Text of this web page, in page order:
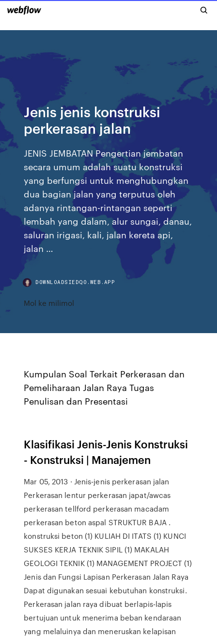
Jenis jenis konstruksi
perkerasan jalan
JENIS JEMBATAN Pengertian jembatan
secara umum adalah suatu konstruksi
yang berfungsi untuk menghubungkan
dua bagian jalan yang terputus oleh
adanya rintangan-rintangan seperti
lembah yang dalam, alur sungai, danau,
saluran irigasi, kali, jalan kereta api,
jalan …
DOWNLOADSIEDQO.WEB.APP
Mol ke milimol
Kumpulan Soal Terkait Perkerasan dan
Pemeliharaan Jalan Raya Tugas
Penulisan dan Presentasi
Klasifikasi Jenis-Jenis Konstruksi
- Konstruksi | Manajemen
Mar 05, 2013 · Jenis-jenis perkerasan jalan
Perkerasan lentur perkerasan japat/awcas
perkerasan tellford perkerasan macadam
perkerasan beton aspal STRUKTUR BAJA .
konstruksi beton (1) KULIAH DI ITATS (1) KUNCI
SUKSES KERJA TEKNIK SIPIL (1) MAKALAH
GEOLOGI TEKNIK (1) MANAGEMENT PROJECT (1)
Jenis dan Fungsi Lapisan Perkerasan Jalan Raya
Dapat digunakan sesuai kebutuhan konstruksi.
Perkerasan jalan raya dibuat berlapis-lapis
bertujuan untuk menerima beban kendaraan
yang melaluinya dan meneruskan kelapisan